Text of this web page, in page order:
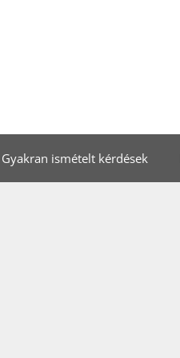
Gyakran ismételt kérdések